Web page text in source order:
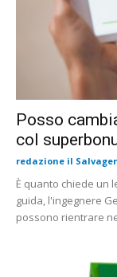
Posso
col
redazione il
È quanto chiede un
guida, l'ingegnere
possono rientrare